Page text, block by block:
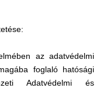
az adatvédelmi
foglaló hatósági
Adatvédelmi és